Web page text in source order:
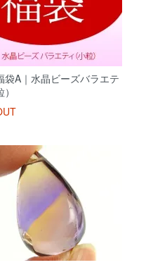
袋A｜水晶ビーズバラエテ